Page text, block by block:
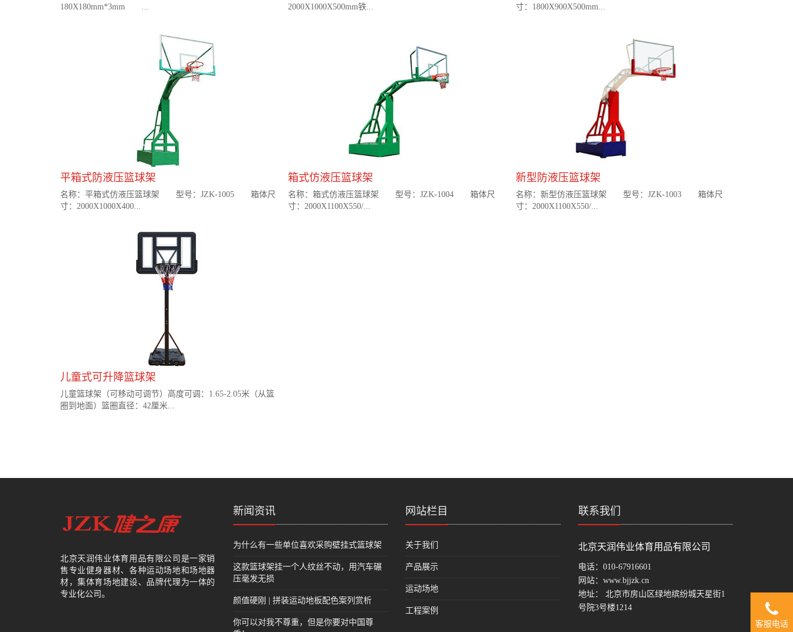
180X180mm*3mm ...
2000X1000X500mm铁...
寸：1800X900X500mm...
平箱式防液压篮球架
名称：平箱式仿液压篮球架 型号：JZK-1005 箱体尺
寸：2000X1000X400...
箱式仿液压篮球架
名称：箱式仿液压篮球架 型号：JZK-1004 箱体尺
寸：2000X1100X550/...
新型防液压篮球架
名称：新型仿液压篮球架 型号：JZK-1003 箱体尺
寸：2000X1100X550/...
儿童式可升降篮球架
儿童篮球架（可移动可调节）高度可调：1.65-2.05米（从篮
圈到地面）篮圈直径：42厘米...
北京天润伟业体育用品有限公司是一家销
售专业健身器材、各种运动场地和场地器
材，集体育场地建设、品牌代理为一体的
专业化公司。
新闻资讯
为什么有一些单位喜欢采购壁挂式篮球架
这款篮球架挂一个人纹丝不动，用汽车碾
压毫发无损
颜值硬刚 | 拼装运动地板配色案列赏析
你可以对我不尊重，但是你要对中国尊
网站栏目
关于我们
产品展示
运动场地
工程案例
联系我们
北京天润伟业体育用品有限公司
电话： 010-67916601
网站： www.bjjzk.cn
地址： 北京市房山区绿地缤纷城天星街1
号院3号楼1214
客服电话